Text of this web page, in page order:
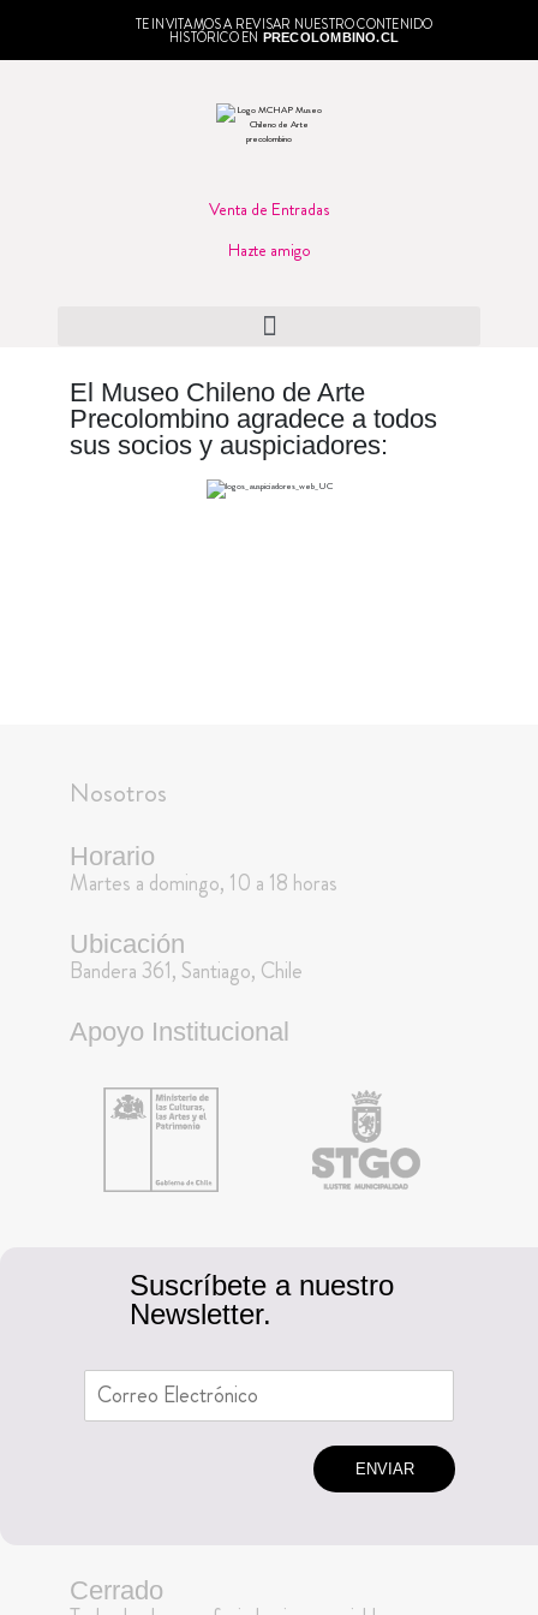
TE INVITAMOS A REVISAR NUESTRO CONTENIDO
HISTÓRICO EN PRECOLOMBINO.CL
Venta de Entradas
Hazte amigo
El Museo Chileno de Arte
Precolombino agradece a todos
sus socios y auspiciadores:
Nosotros
Horario
Martes a domingo, 10 a 18 horas
Ubicación
Bandera 361, Santiago, Chile
Apoyo Institucional
Suscríbete a nuestro
Newsletter.
ENVIAR
Cerrado